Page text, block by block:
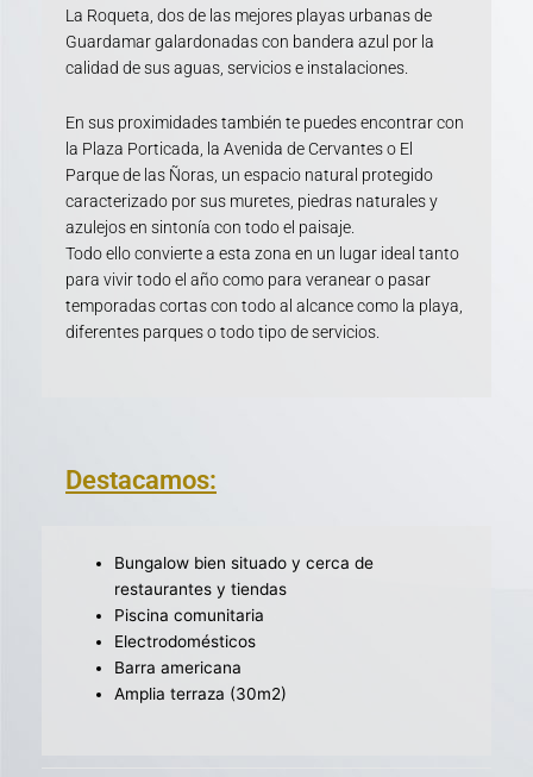
La Roqueta, dos de las mejores playas urbanas de
Guardamar galardonadas con bandera azul por la
calidad de sus aguas, servicios e instalaciones.
En sus proximidades también te puedes encontrar con
la Plaza Porticada, la Avenida de Cervantes o El
Parque de las Ñoras, un espacio natural protegido
caracterizado por sus muretes, piedras naturales y
azulejos en sintonía con todo el paisaje.
Todo ello convierte a esta zona en un lugar ideal tanto
para vivir todo el año como para veranear o pasar
temporadas cortas con todo al alcance como la playa,
diferentes parques o todo tipo de servicios.
Destacamos:
Bungalow bien situado y cerca de
restaurantes y tiendas
Piscina comunitaria
Electrodomésticos
Barra americana
Amplia terraza (30m2)